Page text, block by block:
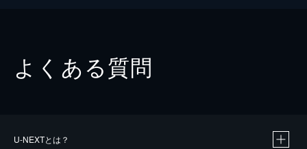
よくある質問
U-NEXTとは？